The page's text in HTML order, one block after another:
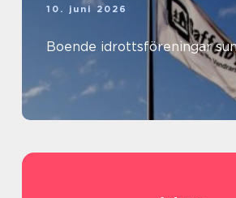
10. juni 2026
Boende idrottsföreningar